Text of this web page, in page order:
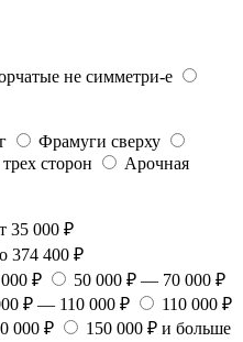
не симметри-е
Фрамуги сверху
сторон
Арочная
35 000 ₽
374 400 ₽
₽
50 000 ₽ — 70 000 ₽
₽ — 110 000 ₽
110 000 ₽
000 ₽ 150 000 ₽ и больше